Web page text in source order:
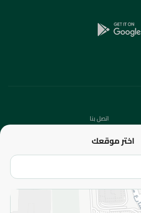
اختر موقعك
اتصل بنا
الفروع
سياسة الاستخدام